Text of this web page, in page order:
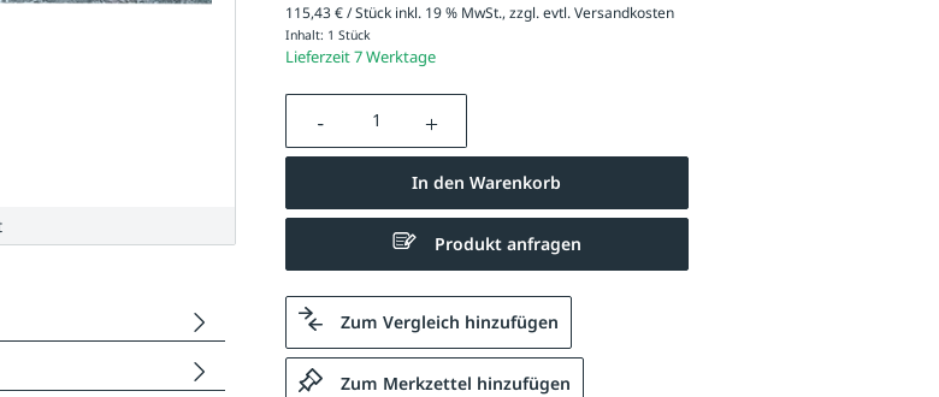
115,43 € / Stück inkl. 19 % MwSt., zzgl. evtl.Versandkosten
Inhalt: 1 Stück
Lieferzeit 7 Werktage
Produkt Anzahl: Gib den gewünschten Wert ein oder
In den Warenkorb
Produkt anfragen
Zum Vergleich hinzufügen
Zum Merkzettel hinzufügen